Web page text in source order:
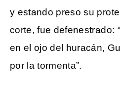
y estando preso su
corte, fue defenestrado:
en el ojo del huracán,
por la tormenta”.